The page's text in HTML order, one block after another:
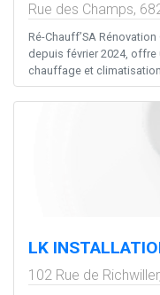
Rue des Champs,
Ré-Chauff’SA
depuis février 2024,
chauffage et
LK
102 Rue de Richwiller,